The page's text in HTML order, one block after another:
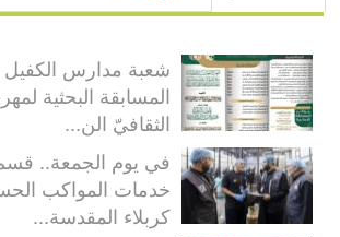
شعبة مدارس الكفيل
المسابقة البحثية
الثقافيّ الن...
في يوم الجمعة.. قسم
خدمات المواكب
كربلاء المقدسة...